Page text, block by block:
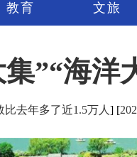
教育 文旅
”“海洋
去年多了近1.5万人 ] [